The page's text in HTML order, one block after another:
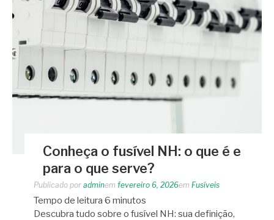
Conheça o fusível NH: o que é e
para o que serve?
Publicado por adminem fevereiro 6, 2026em Fusíveis
Tempo de leitura 6 minutos
Descubra tudo sobre o fusível NH: sua definição,